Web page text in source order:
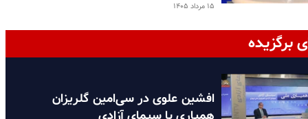
۱۵ مرداد ۱۴۰۵
برگزیده
افشین علوی در سی‌امین گلریزان